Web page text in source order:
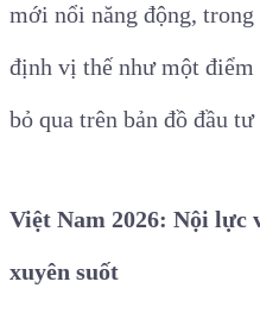
mới nổi năng động,
định vị thế như một
bỏ qua trên bản đồ đầu tư
Việt Nam 2026: Nội lực
xuyên suốt